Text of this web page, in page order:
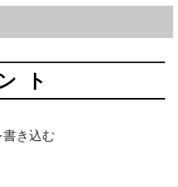
ト
書き込む